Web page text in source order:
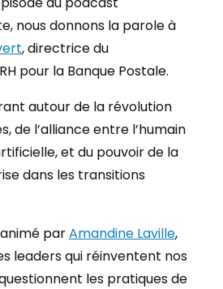
nous donnons la parole à
, directrice du
pour la Banque Postale.
autour de la révolution
de l’alliance entre l’humain
et du pouvoir de la
dans les transitions
parAmandine Laville,
leaders qui réinventent nos
les pratiques de